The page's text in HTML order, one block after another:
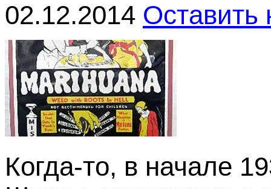
02.12.2014 Оставить
Когда-то, в начале